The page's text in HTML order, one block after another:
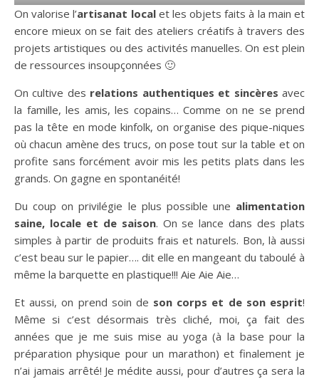
On valorise l’artisanat local et les objets faits à la main et
encore mieux on se fait des ateliers créatifs à travers des
projets artistiques ou des activités manuelles. On est plein
de ressources insoupçonnées 🙂
On cultive des relations authentiques et sincères avec
la famille, les amis, les copains… Comme on ne se prend
pas la tête en mode kinfolk, on organise des pique-niques
où chacun amène des trucs, on pose tout sur la table et on
profite sans forcément avoir mis les petits plats dans les
grands. On gagne en spontanéité!
Du coup on privilégie le plus possible une alimentation
saine, locale et de saison. On se lance dans des plats
simples à partir de produits frais et naturels. Bon, là aussi
c’est beau sur le papier…. dit elle en mangeant du taboulé à
même la barquette en plastique!!! Aie Aie Aie…
Et aussi, on prend soin de son corps et de son esprit!
Même si c’est désormais très cliché, moi, ça fait des
années que je me suis mise au yoga (à la base pour la
préparation physique pour un marathon) et finalement je
n’ai jamais arrêté! Je médite aussi, pour d’autres ça sera la